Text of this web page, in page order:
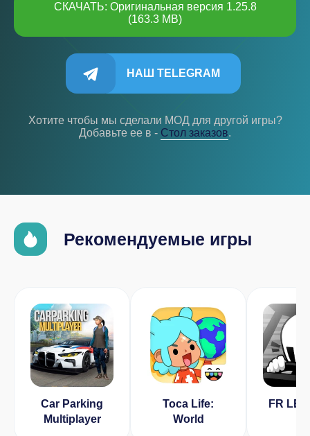
СКАЧАТЬ: Оригинальная версия 1.25.8
(163.3 MB)
НАШ TELEGRAM
Хотите чтобы мы сделали МОД для другой игры?
Добавьте ее в - Cтол заказов.
Рекомендуемые игры
Car Parking
Multiplayer
Toca Life:
World
FR